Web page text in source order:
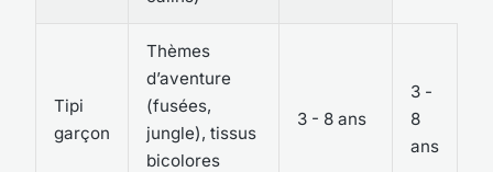
Tipi
garçon
Thèmes
d’aventure
(fusées,
jungle), tissus
bicolores
3 - 8 ans
3 -
8
ans